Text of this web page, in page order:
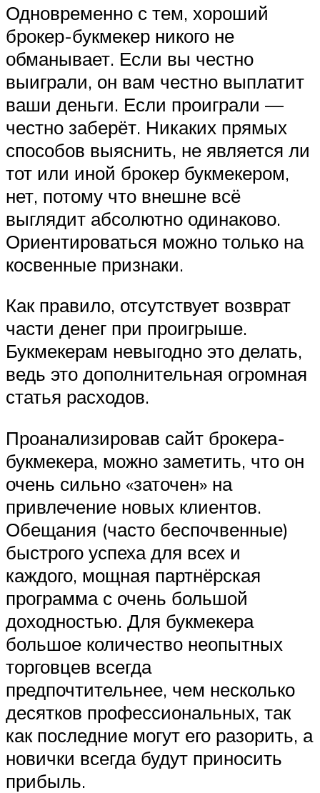
Одновременно с тем, хороший
брокер-букмекер никого не
обманывает. Если вы честно
выиграли, он вам честно выплатит
ваши деньги. Если проиграли —
честно заберёт. Никаких прямых
способов выяснить, не является ли
тот или иной брокер букмекером,
нет, потому что внешне всё
выглядит абсолютно одинаково.
Ориентироваться можно только на
косвенные признаки.
Как правило, отсутствует возврат
части денег при проигрыше.
Букмекерам невыгодно это делать,
ведь это дополнительная огромная
статья расходов.
Проанализировав сайт брокера-
букмекера, можно заметить, что он
очень сильно «заточен» на
привлечение новых клиентов.
Обещания (часто беспочвенные)
быстрого успеха для всех и
каждого, мощная партнёрская
программа с очень большой
доходностью. Для букмекера
большое количество неопытных
торговцев всегда
предпочтительнее, чем несколько
десятков профессиональных, так
как последние могут его разорить, а
новички всегда будут приносить
прибыль.